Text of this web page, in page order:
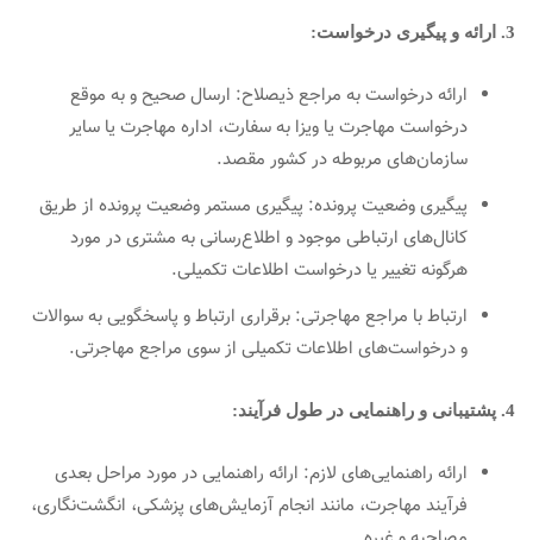
3. ارائه و پیگیری درخواست:
ارائه درخواست به مراجع ذیصلاح: ارسال صحیح و به موقع
درخواست مهاجرت یا ویزا به سفارت، اداره مهاجرت یا سایر
سازمان‌های مربوطه در کشور مقصد.
پیگیری وضعیت پرونده: پیگیری مستمر وضعیت پرونده از طریق
کانال‌های ارتباطی موجود و اطلاع‌رسانی به مشتری در مورد
هرگونه تغییر یا درخواست اطلاعات تکمیلی.
ارتباط با مراجع مهاجرتی: برقراری ارتباط و پاسخگویی به سوالات
و درخواست‌های اطلاعات تکمیلی از سوی مراجع مهاجرتی.
4. پشتیبانی و راهنمایی در طول فرآیند:
ارائه راهنمایی‌های لازم: ارائه راهنمایی در مورد مراحل بعدی
فرآیند مهاجرت، مانند انجام آزمایش‌های پزشکی، انگشت‌نگاری،